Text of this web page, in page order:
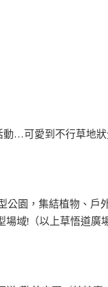
動…可愛到不行草地
公園，集結植物、戶
域!（以上草悟道廣